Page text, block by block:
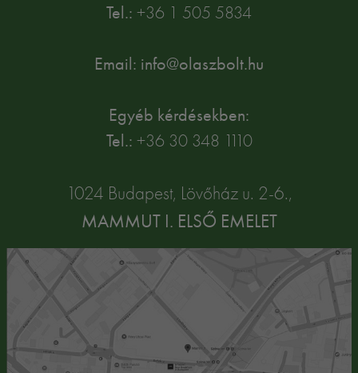
Tel.: +36 1 505 5834
Email: info@olaszbolt.hu
Egyéb kérdésekben:
Tel.: +36 30 348 1110
1024 Budapest, Lövőház u. 2-6.,
MAMMUT I. ELSŐ EMELET